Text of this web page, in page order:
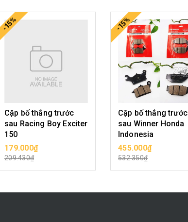
-15%
Cặp bố thắng trước
sau Racing Boy Exciter
150
179.000₫
209.430₫
CHỌN SẢN PHẨM
-15%
Cặp bố thắng trước
sau Winner Honda
Indonesia
455.000₫
532.350₫
CHỌN SẢN PHẨM